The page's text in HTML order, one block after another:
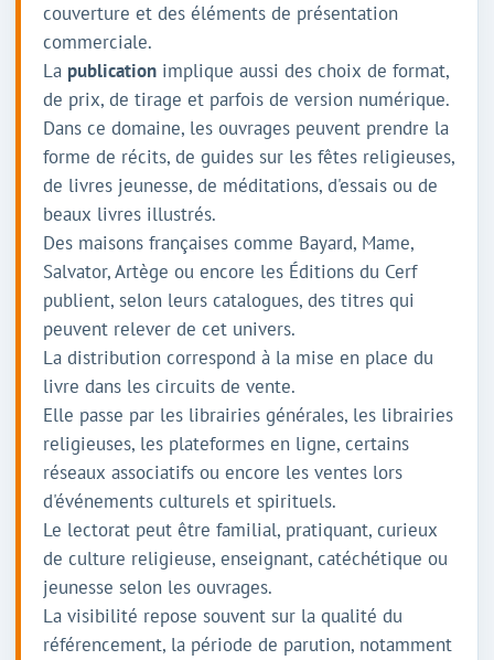
couverture et des éléments de présentation
commerciale.
La publication implique aussi des choix de format,
de prix, de tirage et parfois de version numérique.
Dans ce domaine, les ouvrages peuvent prendre la
forme de récits, de guides sur les fêtes religieuses,
de livres jeunesse, de méditations, d'essais ou de
beaux livres illustrés.
Des maisons françaises comme Bayard, Mame,
Salvator, Artège ou encore les Éditions du Cerf
publient, selon leurs catalogues, des titres qui
peuvent relever de cet univers.
La distribution correspond à la mise en place du
livre dans les circuits de vente.
Elle passe par les librairies générales, les librairies
religieuses, les plateformes en ligne, certains
réseaux associatifs ou encore les ventes lors
d'événements culturels et spirituels.
Le lectorat peut être familial, pratiquant, curieux
de culture religieuse, enseignant, catéchétique ou
jeunesse selon les ouvrages.
La visibilité repose souvent sur la qualité du
référencement, la période de parution, notamment